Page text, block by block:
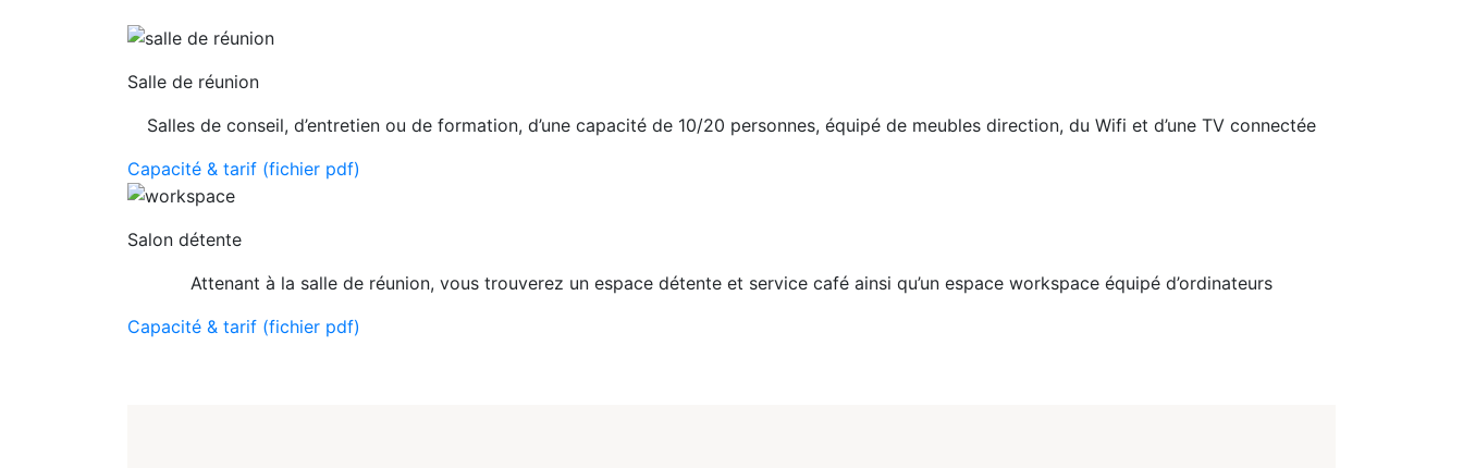
Salle de réunion
Salles de conseil, d’entretien ou de formation, d’une capacité de 10/20 personnes, équipé de meubles direction, du Wifi et d’une TV connectée
Capacité & tarif (fichier pdf)
Salon détente
Attenant à la salle de réunion, vous trouverez un espace détente et service café ainsi qu’un espace workspace équipé d’ordinateurs
Capacité & tarif (fichier pdf)